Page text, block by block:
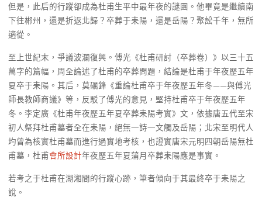
但是，此后的行蹤卻成為杜甫生平中最年夜的謎團。他畢竟是繼續南
下往郴州，還是折返北歸？卒葬于耒陽，還是岳陽？聚訟千年，無所
適從。
至上世紀末，爭議波瀾復興。傅光《杜甫研討（卒葬卷）》以三十五
萬字的篇幅，周全論述了杜甫的卒葬問題，結論是杜甫于年夜歷五年
夏卒于耒陽。其后，莫礪鋒《重論杜甫卒于年夜歷五年冬——與傅光
師長教師商議》等，反駁了傅光的意見，堅持杜甫卒于年夜歷五年
冬。李定廣《杜甫年夜歷五年夏卒葬耒陽考實》文，依據唐五代至宋
初人祭拜杜甫墓者全在耒陽，絕無一詩一文觸及岳陽；北宋至明代人
均曾為核實杜甫墓而進行過實地考核，也證實唐宋元明四朝岳陽無杜
甫墓，杜甫會所設計年夜歷五年夏蒲月卒葬耒陽應是事實。
若考之于杜甫在湖湘間的行蹤心跡，筆者傾向于其最終卒于耒陽之
說。